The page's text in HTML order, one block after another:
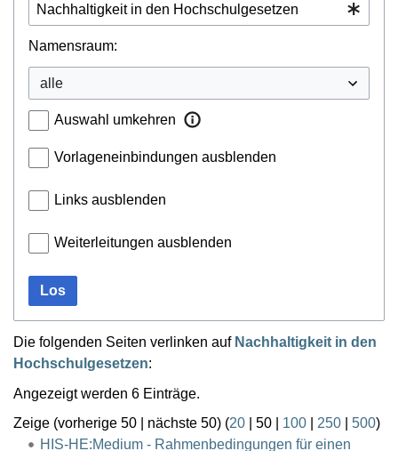
Namensraum:
Auswahl umkehren
Vorlageneinbindungen ausblenden
Links ausblenden
Weiterleitungen ausblenden
Los
Die folgenden Seiten verlinken auf Nachhaltigkeit in den
Hochschulgesetzen:
Angezeigt werden 6 Einträge.
Zeige (vorherige 50 nächste 50) (20 50 100 250 500)
HIS-HE:Medium - Rahmenbedingungen für einen